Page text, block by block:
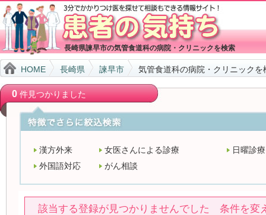
長崎県諫早市の気管食道科の病院・クリニックを検索
HOME 長崎県 諫早市 気管食道科の病院・クリニックを
0件見つかりました
漢方外来 女医さんによる診療
日曜診療
外国語対応
がん相談
該当する登録が見つかりませんでした 条件を